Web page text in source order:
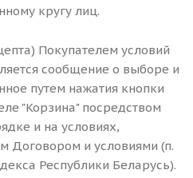
кругу лиц.
Покупателем условий
сообщение о выборе и
путем нажатия кнопки
"Корзина" посредством
и на условиях,
Договором и условиями (п.
Республики Беларусь).